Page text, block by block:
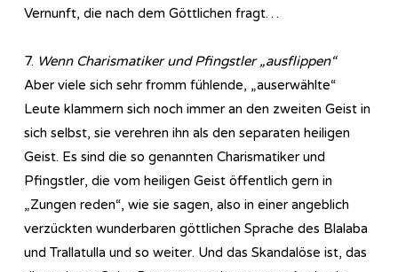
Vernunft, die nach dem Göttlichen fragt…
7. Wenn Charismatiker und Pfingstler „ausflippen“
Aber viele sich sehr fromm fühlende, „auserwählte“
Leute klammern sich noch immer an den zweiten Geist in
sich selbst, sie verehren ihn als den separaten heiligen
Geist. Es sind die so genannten Charismatiker und
Pfingstler, die vom heiligen Geist öffentlich gern in
„Zungen reden“, wie sie sagen, also in einer angeblich
verzückten wunderbaren göttlichen Sprache des Blalaba
und Trallatulla und so weiter. Und das Skandalöse ist, das